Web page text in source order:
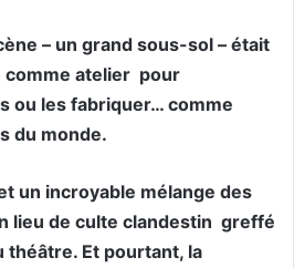
– un grand sous-sol – était
comme atelier pour
ou les fabriquer… comme
du monde.
un incroyable mélange des
lieu de culte clandestin greffé
Et pourtant, la